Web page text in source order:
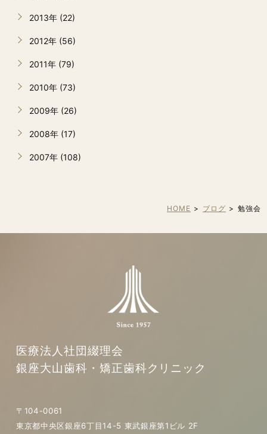
2013年 (22)
2012年 (56)
2011年 (79)
2010年 (73)
2009年 (26)
2008年 (17)
2007年 (108)
HOME ブログ 勉強会
医療法人社団綴理会
銀座大山歯科・矯正歯科クリニック
〒104-0061
東京都中央区銀座6丁目14-5 東武銀座第1ビル 2F